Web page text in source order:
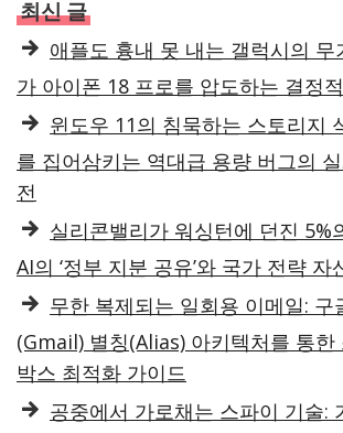
최신 글
애플도 흉내 못 내는 갤럭시의 무
가 아이폰 18 프로를 압도하는 결정
윈도우 11의 침묵하는 스토리지
를 집어삼키는 역대급 용량 버그의
전
실리콘밸리가 워싱턴에 던진 5%
AI의 ‘정부 지분 공유’와 국가 전략 자
무한 복제되는 일회용 이메일: 구
(Gmail) 별칭(Alias) 아키텍처를 통한
박스 최적화 가이드
공중에서 가로채는 스파이 기술: